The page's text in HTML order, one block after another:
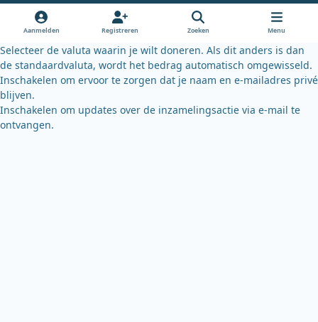
o
k
b
k
y
Aanmelden Registreren Zoeken Menu
Selecteer de valuta waarin je wilt doneren. Als dit anders is dan
de standaardvaluta, wordt het bedrag automatisch omgewisseld.
Inschakelen om ervoor te zorgen dat je naam en e-mailadres privé
blijven.
Inschakelen om updates over de inzamelingsactie via e-mail te
ontvangen.